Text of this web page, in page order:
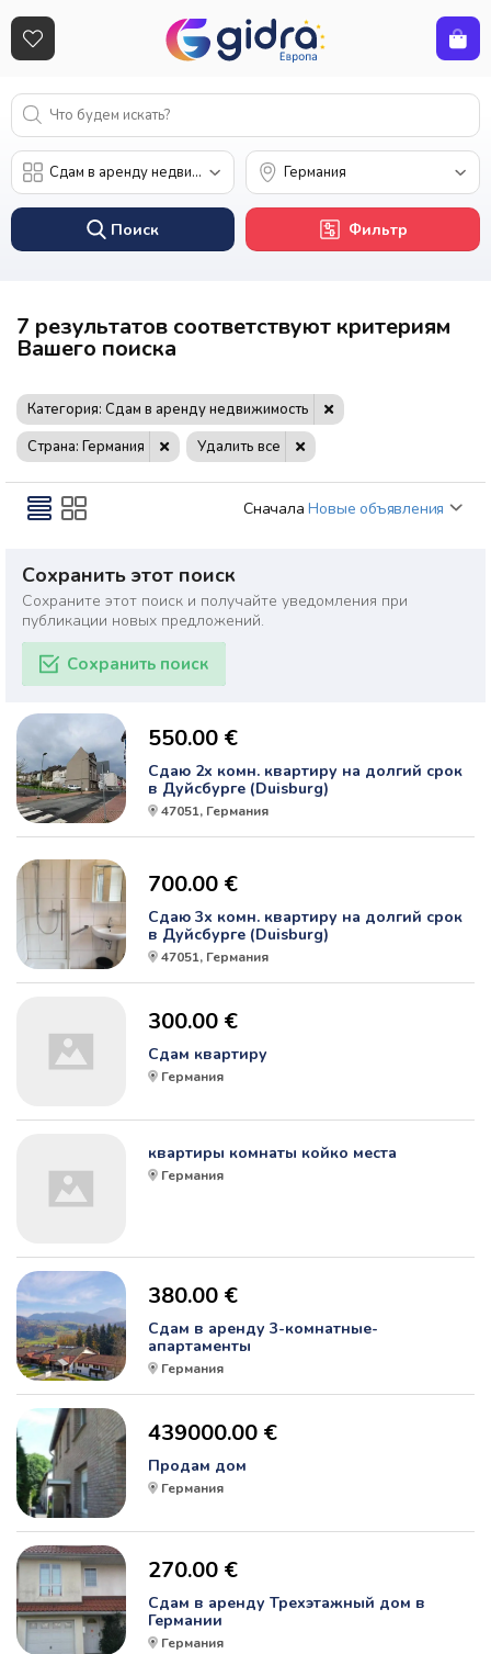
Поиск Фильтр
7 результатов соответствуют критериям
Вашего поиска
Категория: Сдам в аренду недвижимость
Страна: Германия
Удалить все
Сначала Новые объявления
Сохранить этот поиск
Сохраните этот поиск и получайте уведомления при
публикации новых предложений.
Сохранить поиск
550.00 €
Сдаю 2х комн. квартиру на долгий срок
в Дуйсбурге (Duisburg)
47051, Германия
700.00 €
Сдаю 3х комн. квартиру на долгий срок
в Дуйсбурге (Duisburg)
47051, Германия
300.00 €
Сдам квартиру
Германия
квартиры комнаты койко места
Германия
380.00 €
Сдам в аренду 3-комнатные-
апартаменты
Германия
439000.00 €
Продам дом
Германия
270.00 €
Сдам в аренду Трехэтажный дом в
Германии
Германия